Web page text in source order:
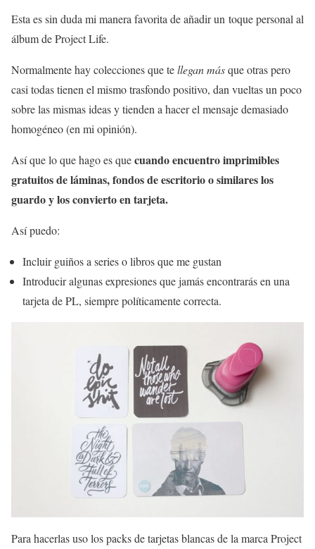
Esta es sin duda mi manera favorita de añadir un toque personal al
álbum de Project Life.
Normalmente hay colecciones que tellegan másque otras pero
casi todas tienen el mismo trasfondo positivo, dan vueltas un poco
sobre las mismas ideas y tienden a hacer el mensaje demasiado
homogéneo (en mi opinión).
Así que lo que hago es quecuando encuentro imprimibles
gratuitos de láminas, fondos de escritorio o similares los
guardo y los convierto en tarjeta.
Así puedo:
Incluir guiños a series o libros que me gustan
Introducir algunas expresiones que jamás encontrarás en una
tarjeta de PL, siempre políticamente correcta.
Para hacerlas uso los packs de tarjetas blancas de la marca Project